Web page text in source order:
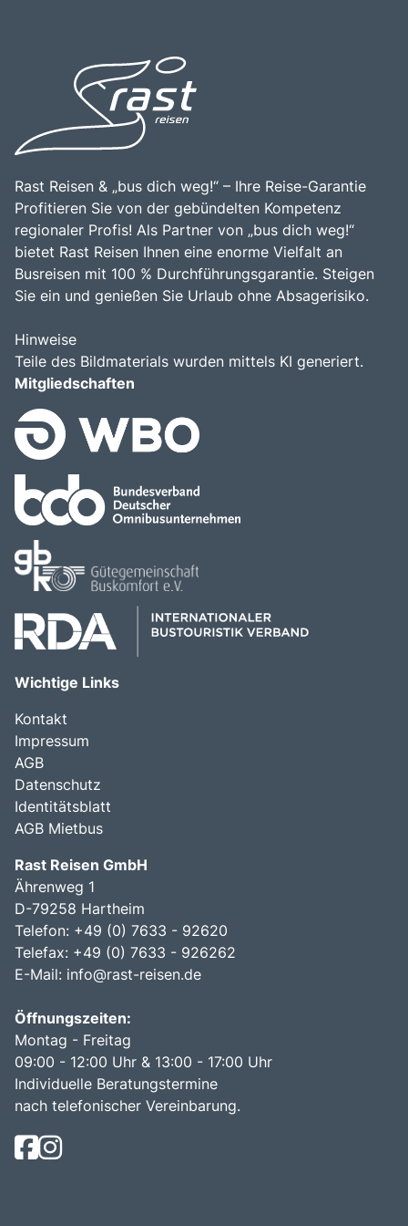
entdecken möchten.
Rast Reisen & „bus dich weg!“ – Ihre Reise-Garantie
Profitieren Sie von der gebündelten Kompetenz
regionaler Profis! Als Partner von „bus dich weg!“
bietet Rast Reisen Ihnen eine enorme Vielfalt an
Busreisen mit 100 % Durchführungsgarantie. Steigen
Sie ein und genießen Sie Urlaub ohne Absagerisiko.
Hinweise
Teile des Bildmaterials wurden mittels KI generiert.
Mitgliedschaften
Wichtige Links
Kontakt
Impressum
AGB
Datenschutz
Identitätsblatt
AGB Mietbus
Rast Reisen GmbH
Ährenweg 1
D-79258 Hartheim
Telefon: +49 (0) 7633 - 92620
Telefax: +49 (0) 7633 - 926262
E-Mail: info@rast-reisen.de
Öffnungszeiten:
Montag - Freitag
09:00 - 12:00 Uhr & 13:00 - 17:00 Uhr
Individuelle Beratungstermine
nach telefonischer Vereinbarung.